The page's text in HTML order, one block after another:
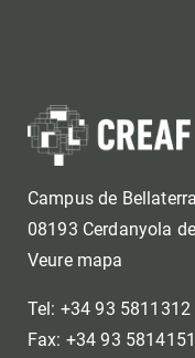
Campus de
08193 Cerdanyola
Veure mapa
Tel: +34 93 5811312
Fax: +34 93 5814151